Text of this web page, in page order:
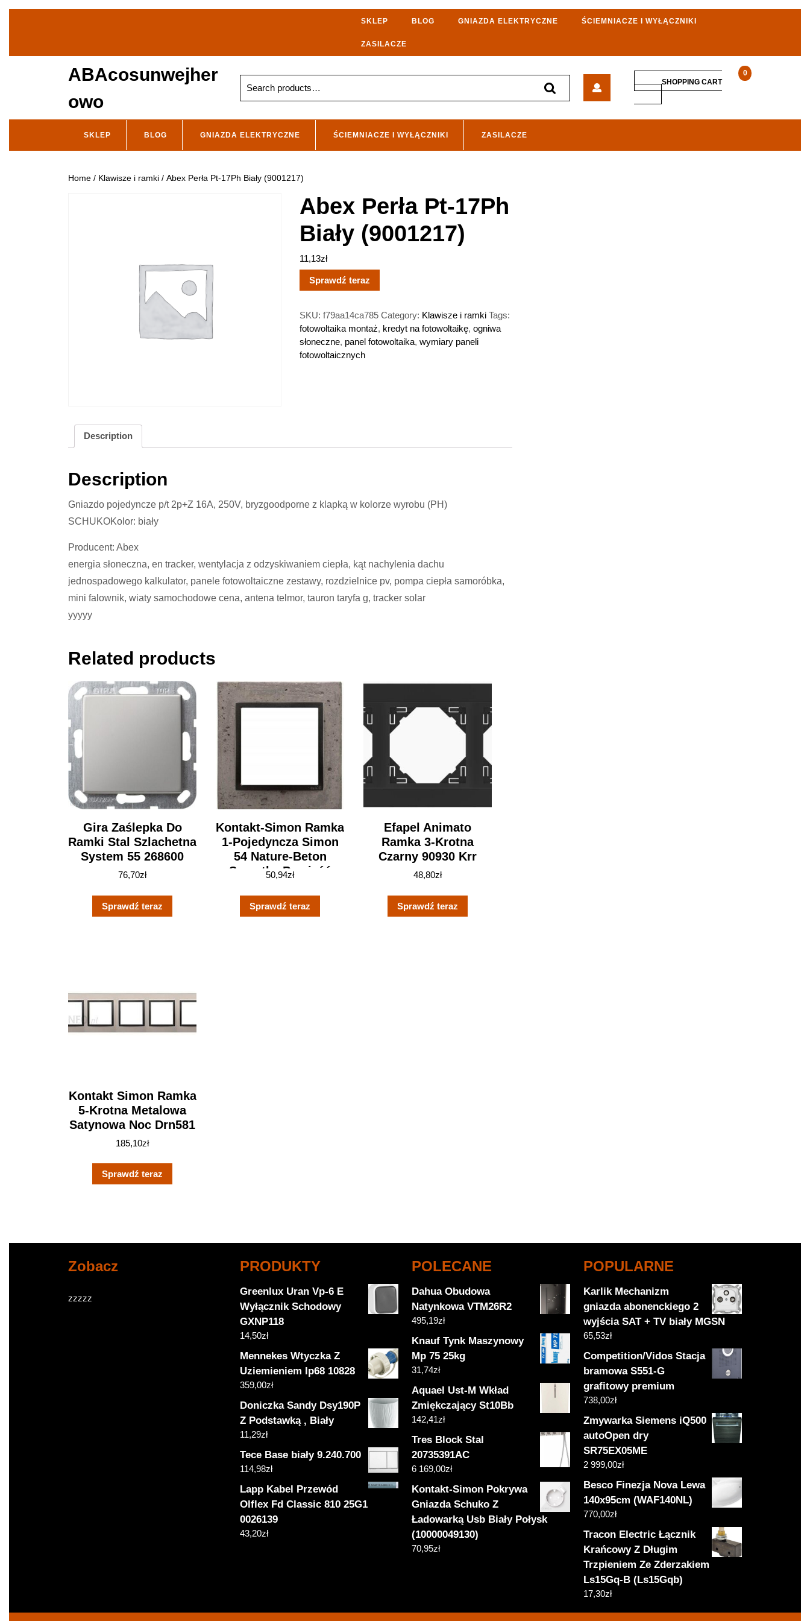
SKLEP BLOG GNIAZDA ELEKTRYCZNE ŚCIEMNIACZE I WYŁĄCZNIKI
ZASILACZE
ABAcosunwejher
owo
for:
17Ph
0
SHOPPING CART
SHOPPING
CART
SKLEP BLOG GNIAZDA ELEKTRYCZNE ŚCIEMNIACZE I WYŁĄCZNIKI ZASILACZE
Home / Klawisze i ramki / Abex Perła Pt-17Ph Biały (9001217)
Abex Perła Pt-17Ph
Biały (9001217)
11,13zł
Sprawdź teraz
SKU: f79aa14ca785 Category: Klawisze i ramki Tags:
fotowoltaika montaż, kredyt na fotowoltaikę, ogniwa
słoneczne, panel fotowoltaika, wymiary paneli
fotowoltaicznych
Description
Description
Gniazdo pojedyncze p/t 2p+Z 16A, 250V, bryzgoodporne z klapką w kolorze wyrobu (PH)
SCHUKOKolor: biały
Producent: Abex
energia słoneczna, en tracker, wentylacja z odzyskiwaniem ciepła, kąt nachylenia dachu
jednospadowego kalkulator, panele fotowoltaiczne zestawy, rozdzielnice pv, pompa ciepła samoróbka,
mini falownik, wiaty samochodowe cena, antena telmor, tauron taryfa g, tracker solar
yyyyy
Related products
Gira Zaślepka Do
Ramki Stal Szlachetna
System 55 268600
76,70zł
Sprawdź teraz
Kontakt-Simon Ramka
1-Pojedyncza Simon
54 Nature-Beton
Szorstka Przyjaźń
50,94zł
Sprawdź teraz
Efapel Animato
Ramka 3-Krotna
Czarny 90930 Krr
48,80zł
Sprawdź teraz
Kontakt Simon Ramka
5-Krotna Metalowa
Satynowa Noc Drn581
185,10zł
Sprawdź teraz
Zobacz
zzzzz
PRODUKTY
Greenlux Uran Vp-6 E
Wyłącznik Schodowy
GXNP118
14,50zł
Mennekes Wtyczka Z
Uziemieniem Ip68 10828
359,00zł
Doniczka Sandy Dsy190P
Z Podstawką , Biały
11,29zł
Tece Base biały 9.240.700
114,98zł
Lapp Kabel Przewód
Olflex Fd Classic 810 25G1
0026139
43,20zł
POLECANE
Dahua Obudowa
Natynkowa VTM26R2
495,19zł
Knauf Tynk Maszynowy
Mp 75 25kg
31,74zł
Aquael Ust-M Wkład
Zmiękczający St10Bb
142,41zł
Tres Block Stal
20735391AC
6 169,00zł
Kontakt-Simon Pokrywa
Gniazda Schuko Z
Ładowarką Usb Biały Połysk
(10000049130)
70,95zł
POPULARNE
Karlik Mechanizm
gniazda abonenckiego 2
wyjścia SAT + TV biały MGSN
65,53zł
Competition/Vidos Stacja
bramowa S551-G
grafitowy premium
738,00zł
Zmywarka Siemens iQ500
autoOpen dry
SR75EX05ME
2 999,00zł
Besco Finezja Nova Lewa
140x95cm (WAF140NL)
770,00zł
Tracon Electric Łącznik
Krańcowy Z Długim
Trzpieniem Ze Zderzakiem
Ls15Gq-B (Ls15Gqb)
17,30zł